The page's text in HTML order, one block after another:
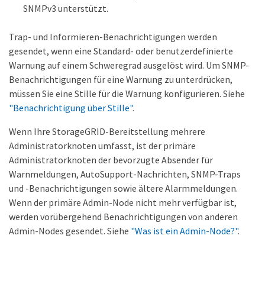
SNMPv3 unterstützt.
Trap- und Informieren-Benachrichtigungen werden
gesendet, wenn eine Standard- oder benutzerdefinierte
Warnung auf einem Schweregrad ausgelöst wird. Um SNMP-
Benachrichtigungen für eine Warnung zu unterdrücken,
müssen Sie eine Stille für die Warnung konfigurieren. Siehe
"Benachrichtigung über Stille".
Wenn Ihre StorageGRID-Bereitstellung mehrere
Administratorknoten umfasst, ist der primäre
Administratorknoten der bevorzugte Absender für
Warnmeldungen, AutoSupport-Nachrichten, SNMP-Traps
und -Benachrichtigungen sowie ältere Alarmmeldungen.
Wenn der primäre Admin-Node nicht mehr verfügbar ist,
werden vorübergehend Benachrichtigungen von anderen
Admin-Nodes gesendet. Siehe "Was ist ein Admin-Node?".